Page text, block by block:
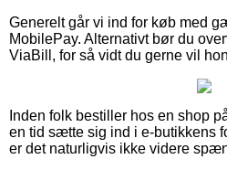
Generelt går vi ind for køb med
MobilePay. Alternativt bør du
ViaBill, for så vidt du gerne vil
Inden folk bestiller hos en shop
en tid sætte sig ind i e-butikkens
er det naturligvis ikke videre